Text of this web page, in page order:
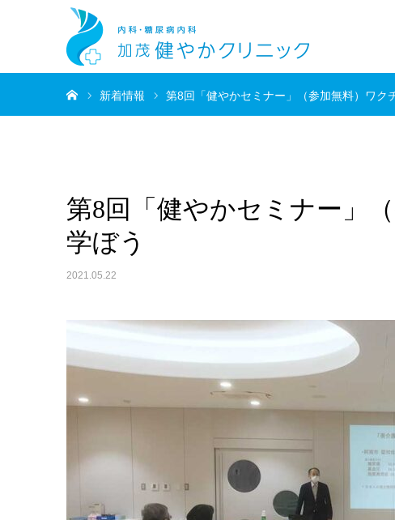
新着情報 第8回「健やかセミナー」（参加無料）ワク
第8回「健やかセミナー」
学ぼう
2021.05.22